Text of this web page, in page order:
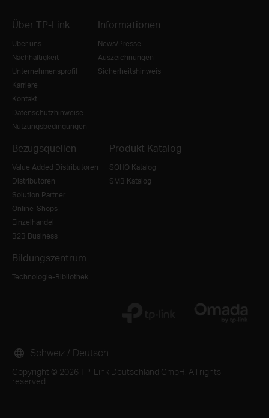
Über TP-Link
Über uns
Nachhaltigkeit
Unternehmensprofil
Karriere
Kontakt
Datenschutzhinweise
Nutzungsbedingungen
Informationen
News/Presse
Auszeichnungen
Sicherheitshinweis
Bezugsquellen
Value Added Distributoren
Distributoren
Solution Partner
Online-Shops
Einzelhandel
B2B Business
Produkt Katalog
SOHO Katalog
SMB Katalog
Bildungszentrum
Technologie-Bibliothek
Copyright © 2026 TP-Link Deutschland GmbH. All rights
reserved.
Schweiz / Deutsch